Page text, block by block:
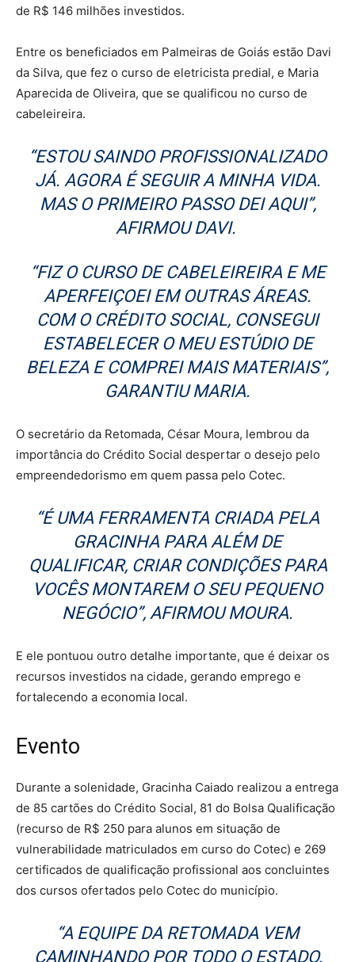
de R$ 146 milhões investidos.
Entre os beneficiados em Palmeiras de Goiás estão Davi
da Silva, que fez o curso de eletricista predial, e Maria
Aparecida de Oliveira, que se qualificou no curso de
cabeleireira.
“ESTOU SAINDO PROFISSIONALIZADO
JÁ. AGORA É SEGUIR A MINHA VIDA.
MAS O PRIMEIRO PASSO DEI AQUI”,
AFIRMOU DAVI.
“FIZ O CURSO DE CABELEIREIRA E ME
APERFEIÇOEI EM OUTRAS ÁREAS.
COM O CRÉDITO SOCIAL, CONSEGUI
ESTABELECER O MEU ESTÚDIO DE
BELEZA E COMPREI MAIS MATERIAIS”,
GARANTIU MARIA.
O secretário da Retomada, César Moura, lembrou da
importância do Crédito Social despertar o desejo pelo
empreendedorismo em quem passa pelo Cotec.
“É UMA FERRAMENTA CRIADA PELA
GRACINHA PARA ALÉM DE
QUALIFICAR, CRIAR CONDIÇÕES PARA
VOCÊS MONTAREM O SEU PEQUENO
NEGÓCIO”, AFIRMOU MOURA.
E ele pontuou outro detalhe importante, que é deixar os
recursos investidos na cidade, gerando emprego e
fortalecendo a economia local.
Evento
Durante a solenidade, Gracinha Caiado realizou a entrega
de 85 cartões do Crédito Social, 81 do Bolsa Qualificação
(recurso de R$ 250 para alunos em situação de
vulnerabilidade matriculados em curso do Cotec) e 269
certificados de qualificação profissional aos concluintes
dos cursos ofertados pelo Cotec do município.
“A EQUIPE DA RETOMADA VEM
CAMINHANDO POR TODO O ESTADO,